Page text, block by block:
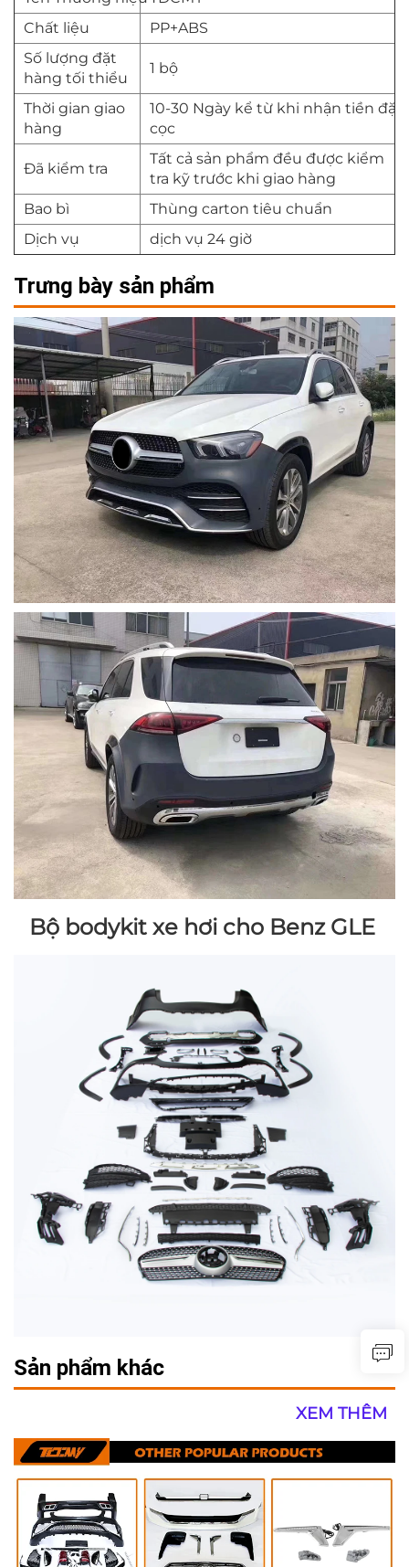
Chất liệu
PP+ABS
Số lượng đặt
hàng tối thiểu
1 bộ
Thời gian giao
hàng
10-30 Ngày kể từ khi nhận tiền đặt
cọc
Đã kiểm tra
Tất cả sản phẩm đều được kiểm
tra kỹ trước khi giao hàng
Bao bì
Thùng carton tiêu chuẩn
Dịch vụ
dịch vụ 24 giờ
Trưng bày sản phẩm
Bộ bodykit xe hơi cho Benz GLE
Sản phẩm khác
XEM THÊM